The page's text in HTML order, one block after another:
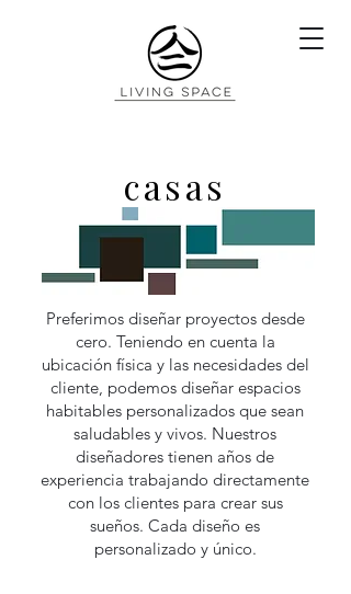
casas
Preferimos diseñar proyectos desde
cero. Teniendo en cuenta la
ubicación física y las necesidades del
cliente, podemos diseñar espacios
habitables personalizados que sean
saludables y vivos. Nuestros
diseñadores tienen años de
experiencia trabajando directamente
con los clientes para crear sus
sueños. Cada diseño es
personalizado y único.